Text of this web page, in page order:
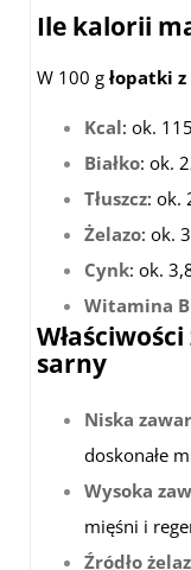
Ile kalorii
W 100 g łopatki
Kcal: ok.
Białko: ok.
Tłuszcz: ok.
Żelazo: ok.
Cynk: ok.
Witamina
sarny
Niska
doskonałe
Wysoka
mięśni i
Źródło